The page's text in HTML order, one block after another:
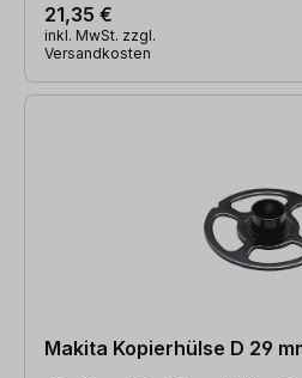
21,35 €
inkl. MwSt. zzgl.
Versandkosten
Makita Kopierhülse D 29